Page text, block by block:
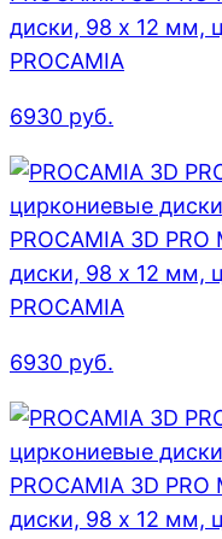
диски, 98 х 12 мм,
PROCAMIA
6930 руб.
PROCAMIA 3D
диски, 98 х 12 мм,
PROCAMIA
6930 руб.
PROCAMIA 3D
диски, 98 х 12 мм,